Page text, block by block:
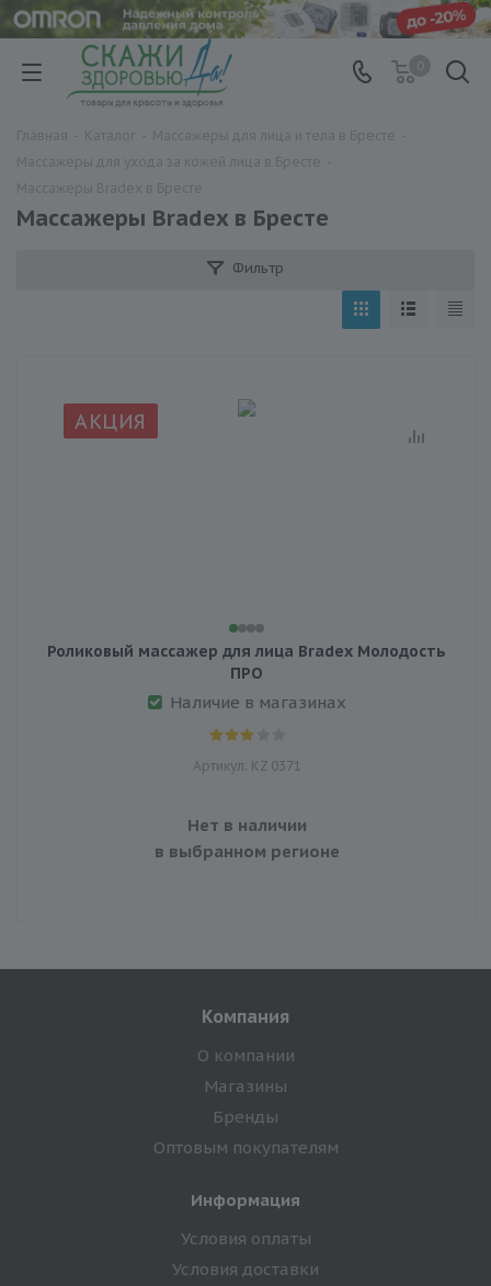
Массажеры Bradex в Бресте
Фильтр
АКЦИЯ
Роликовый массажер для лица Bradex Молодость
ПРО
Наличие в магазинах
Артикул: KZ 0371
Нет в наличии
в выбранном регионе
Компания
О компании
Магазины
Бренды
Оптовым покупателям
Информация
Условия оплаты
Условия доставки